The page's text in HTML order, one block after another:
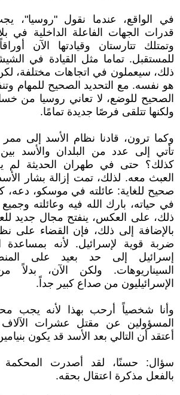
في الواقع، عندما نقول "روسيا"،
قدرات الجهات الفاعلة الداخلية في
وتمتلك تتارستان وقيادتها الآن
للمستقبل. تماما مثل القيادة في
ذلك، سيعملون في اتجاهات مختلفة،
هو نفسه. مع التحديد الصحيح للمهام
الصحيح للوضع، لا تعاني روسيا من
ولكنها تتلقى فرصًا جديدة تمامًا.
وكما ترون، قادنا نظام الأسد إلى
تأتي إلى عدد من البلدان والأسد
كذلك؟ حتى في طهران الحديثة لم
العبث معه. لذلك، تمت إزالة بشار
صحيح للغاية: عائلته في موسكو، دعه،
في حياته، بارك الله فيه وعائلته وجميع
ذلك، على العكس، ينفتح مجال جديد
بالإضافة إلى ذلك، فإن القضاء على
ضربة قوية لإسرائيل. لأنه
إسرائيل إلى حد بعيد على
السيناريوهات. ولكن الآن، بدلاً
الإسرائيليون من صداع كبير جداً.
وأنا شخصياً أرحب بهذا لأنه يجب
المسؤولين عن مقتل عشرات
أعتقد أن التالي بعد الأسد قد يكون
سؤال: حسنًا، لقد أصدرت المحكمة
بالفعل مذكرة اعتقال بحقه.